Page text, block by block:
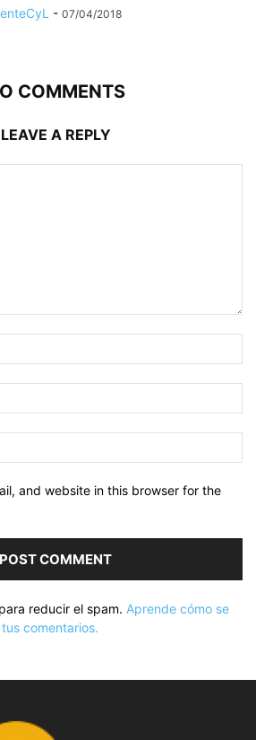
- 07/04/2018
COMMENTS
LEAVE A REPLY
and website in this browser for the
reducir el spam. Aprende cómo se
comentarios.